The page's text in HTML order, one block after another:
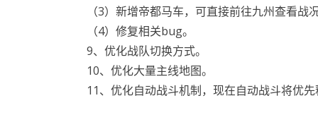
（3）新增帝都马车，可直接前往九州查看战况
（4）修复相关bug。
9、优化战队切换方式。
10、优化大量主线地图。
11、优化自动战斗机制，现在自动战斗将优先